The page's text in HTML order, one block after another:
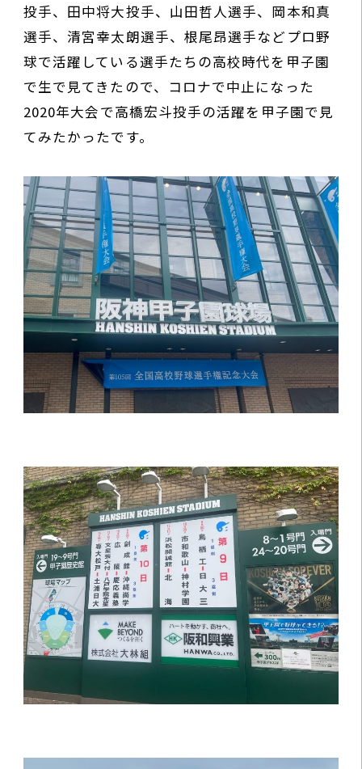
投手、田中将大投手、山田哲人選手、岡本和真
選手、清宮幸太朗選手、根尾昂選手などプロ野
球で活躍している選手たちの高校時代を甲子園
で生で見てきたので、コロナで中止になった
2020年大会で高橋宏斗投手の活躍を甲子園で見
てみたかったです。